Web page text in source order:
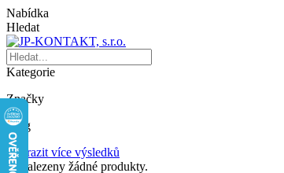
Nabídka
Hledat
Kategorie
Značky
Blog
Zobrazit více výsledků
Nenalezeny žádné produkty.